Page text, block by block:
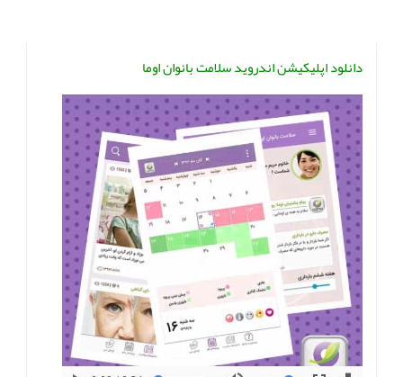
دانلود اپلیکیشن اندروید سلامت بانوان اوما